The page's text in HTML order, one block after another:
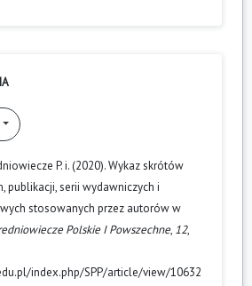
P. i. (2020). Wykaz skrótów
publikacji, serii wydawniczych i
stosowanych przez autorów w
Polskie I Powszechne, 12,
index.php/SPP/article/view/10632